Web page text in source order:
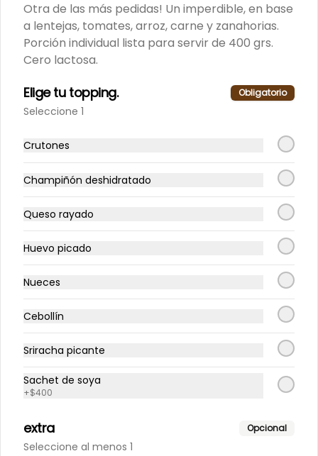
Variedad de los famosos jugos de
fruta, marca Rico de 490 ml.
Variedad de la famosa bebida de
Conócenos
Comunícate con nosotros: Contacto@sopeando.cl
Términos y condiciones
Otra de las más pedidas! Un imperdible, en base
a lentejas, tomates, arroz, carne y zanahorias.
Porción individual lista para servir de 400 grs.
Cero lactosa.
Elige tu topping. Obligatorio
Seleccione 1
Crutones
Champiñón deshidratado
Queso rayado
Huevo picado
Nueces
Cebollín
Sriracha picante
Sachet de soya
+$400
extra Opcional
Seleccione al menos 1